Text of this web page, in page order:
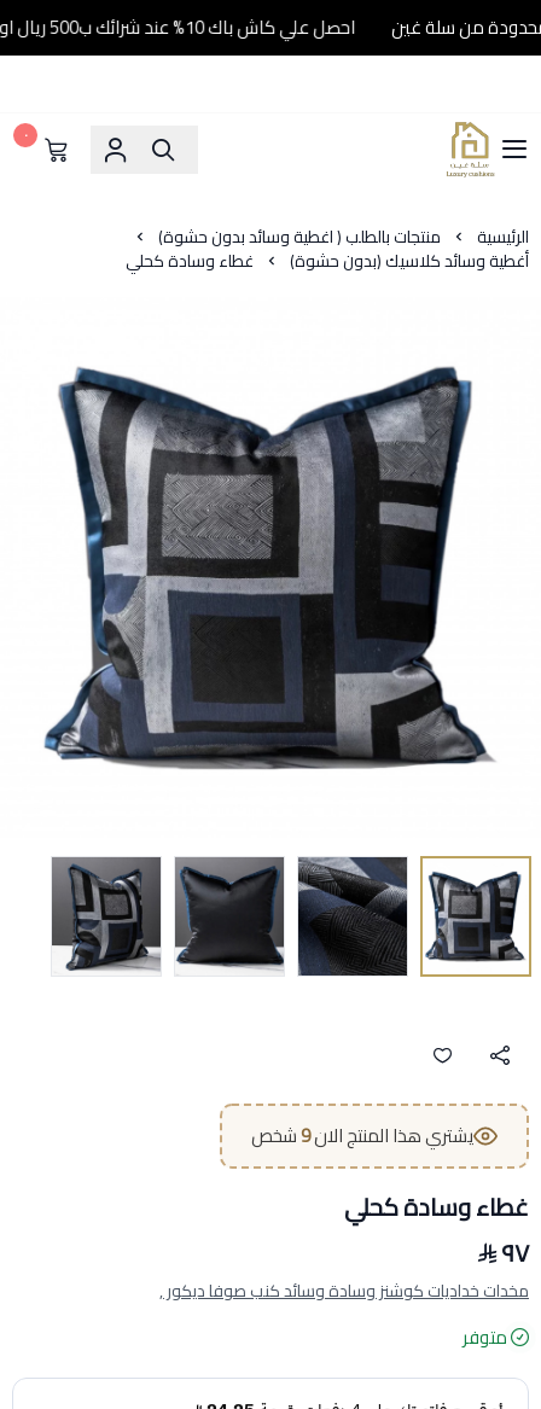
احصل علي كاش باك 10% عند شرائك ب500 ريال او اكثر..... لفترة محدودة من سلة غين
سلة غين
٠
الرئيسية منتجات بالطلب ( اغطية وسائد بدون حشوة)
أغطية وسائد كلاسيك (بدون حشوة) غطاء وسادة كحلي
يشتري هذا المنتج الان9شخص
غطاء وسادة كحلي
٩٧
مخدات خداديات كوشنز وسادة وسائد كنب صوفا ديكور ,
متوفر